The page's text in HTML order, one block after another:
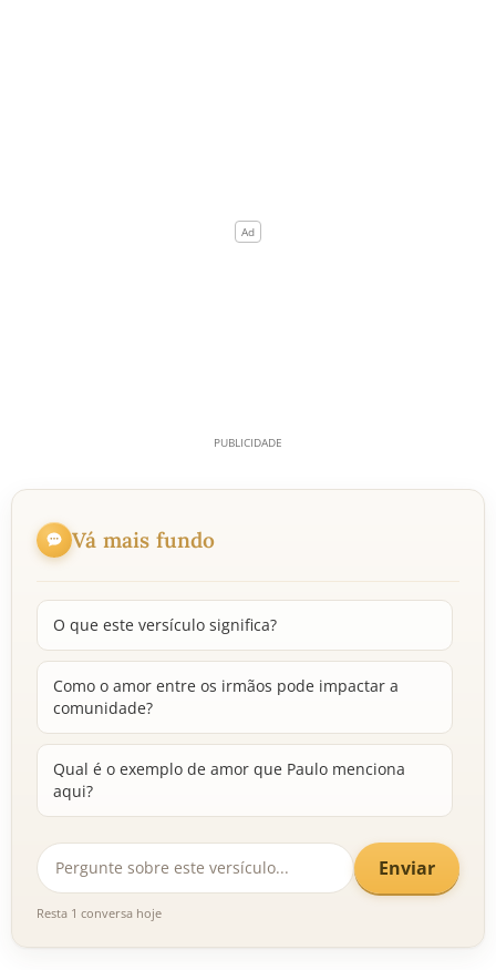
Vá mais fundo
O que este versículo significa?
Como o amor entre os irmãos pode impactar a
comunidade?
Qual é o exemplo de amor que Paulo menciona
aqui?
Enviar
Resta 1 conversa hoje